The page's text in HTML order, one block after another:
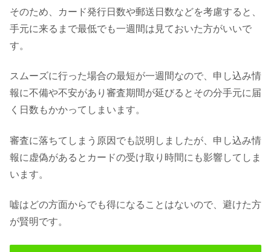
そのため、カード発行日数や郵送日数などを考慮すると、
手元に来るまで最低でも一週間は見ておいた方がいいで
す。
スムーズに行った場合の最短が一週間なので、申し込み情
報に不備や不安があり審査期間が延びるとその分手元に届
く日数もかかってしまいます。
審査に落ちてしまう原因でも説明しましたが、申し込み情
報に虚偽があるとカードの受け取り時間にも影響してしま
います。
嘘はどの方面からでも得になることはないので、避けた方
が賢明です。